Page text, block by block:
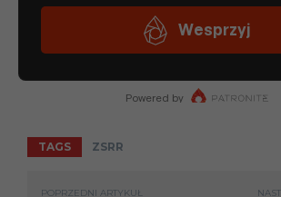
TAGS ZSRR
POPRZEDNI ARTYKUŁ